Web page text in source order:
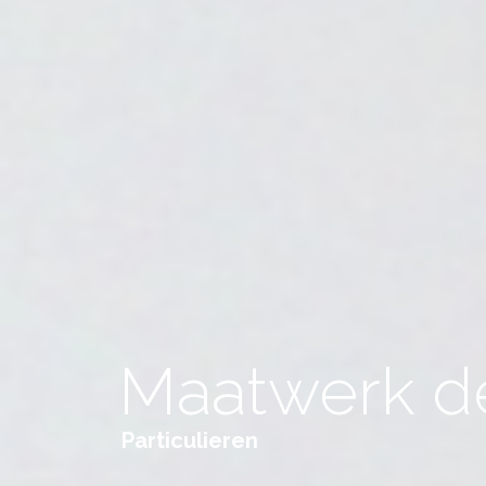
Maatwerk
Particulieren